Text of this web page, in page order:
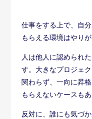
仕事をする上で、自
もらえる環境はやり
人は他人に認められ
す。大きなプロジェ
関わらず、一向に昇
もらえないケースもあ
反対に、誰にも気づ